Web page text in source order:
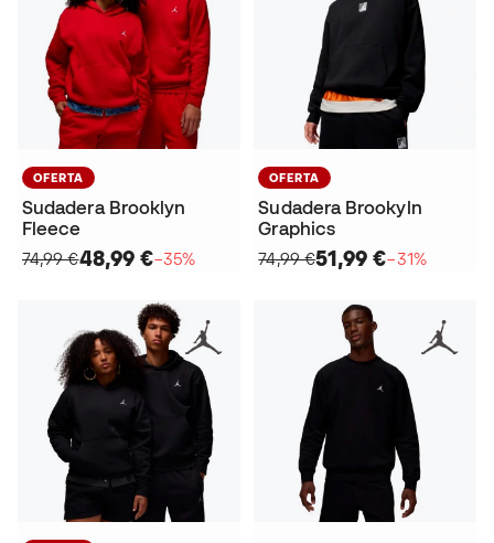
OFERTA
Sudadera Brooklyn
Fleece
74,99 €48,99 €−35%
OFERTA
Sudadera Brookyln
Graphics
74,99 €51,99 €−31%